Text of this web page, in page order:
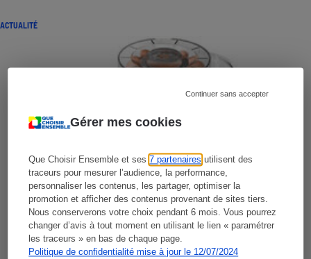
Gérer mes cookies
Que Choisir Ensemble et ses7 partenaires utilisent des
traceurs pour mesurer l’audience, la performance,
personnaliser les contenus, les partager, optimiser la
promotion et afficher des contenus provenant de sites tiers.
Nous conserverons votre choix pendant 6 mois. Vous pourrez
changer d’avis à tout moment en utilisant le lien « paramétrer
les traceurs » en bas de chaque page.
Politique de confidentialité mise à jour le 12/07/2024
Continuer sans accepter
ACTUALITÉ